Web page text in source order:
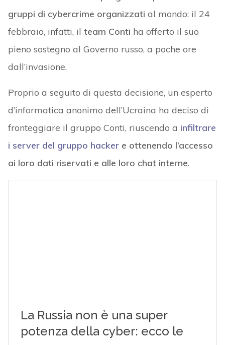
gruppi di cybercrime organizzati al mondo: il 24
febbraio, infatti, il team Conti ha offerto il suo
pieno sostegno al Governo russo, a poche ore
dall’invasione.
Proprio a seguito di questa decisione, un esperto
d’informatica anonimo dell’Ucraina ha deciso di
fronteggiare il gruppo Conti, riuscendo a infiltrare
i server del gruppo hackere ottenendo l’accesso
ai loro dati riservati e alle loro chat interne.